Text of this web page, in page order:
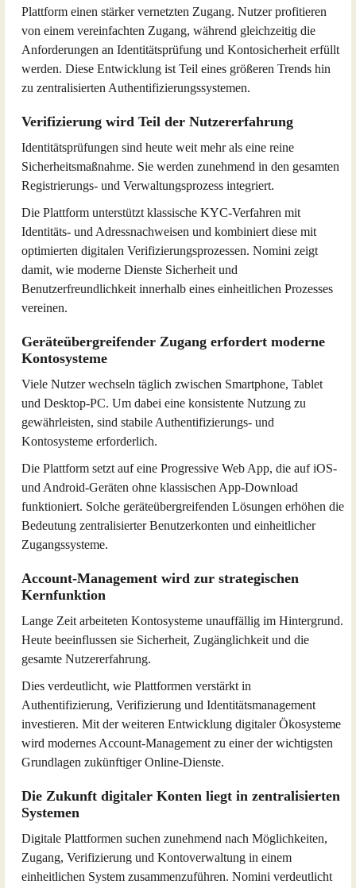
Plattform einen stärker vernetzten Zugang. Nutzer profitieren
von einem vereinfachten Zugang, während gleichzeitig die
Anforderungen an Identitätsprüfung und Kontosicherheit erfüllt
werden. Diese Entwicklung ist Teil eines größeren Trends hin
zu zentralisierten Authentifizierungssystemen.
Verifizierung wird Teil der Nutzererfahrung
Identitätsprüfungen sind heute weit mehr als eine reine
Sicherheitsmaßnahme. Sie werden zunehmend in den gesamten
Registrierungs- und Verwaltungsprozess integriert.
Die Plattform unterstützt klassische KYC-Verfahren mit
Identitäts- und Adressnachweisen und kombiniert diese mit
optimierten digitalen Verifizierungsprozessen. Nomini zeigt
damit, wie moderne Dienste Sicherheit und
Benutzerfreundlichkeit innerhalb eines einheitlichen Prozesses
vereinen.
Geräteübergreifender Zugang erfordert moderne
Kontosysteme
Viele Nutzer wechseln täglich zwischen Smartphone, Tablet
und Desktop-PC. Um dabei eine konsistente Nutzung zu
gewährleisten, sind stabile Authentifizierungs- und
Kontosysteme erforderlich.
Die Plattform setzt auf eine Progressive Web App, die auf iOS-
und Android-Geräten ohne klassischen App-Download
funktioniert. Solche geräteübergreifenden Lösungen erhöhen die
Bedeutung zentralisierter Benutzerkonten und einheitlicher
Zugangssysteme.
Account-Management wird zur strategischen
Kernfunktion
Lange Zeit arbeiteten Kontosysteme unauffällig im Hintergrund.
Heute beeinflussen sie Sicherheit, Zugänglichkeit und die
gesamte Nutzererfahrung.
Dies verdeutlicht, wie Plattformen verstärkt in
Authentifizierung, Verifizierung und Identitätsmanagement
investieren. Mit der weiteren Entwicklung digitaler Ökosysteme
wird modernes Account-Management zu einer der wichtigsten
Grundlagen zukünftiger Online-Dienste.
Die Zukunft digitaler Konten liegt in zentralisierten
Systemen
Digitale Plattformen suchen zunehmend nach Möglichkeiten,
Zugang, Verifizierung und Kontoverwaltung in einem
einheitlichen System zusammenzuführen. Nomini verdeutlicht